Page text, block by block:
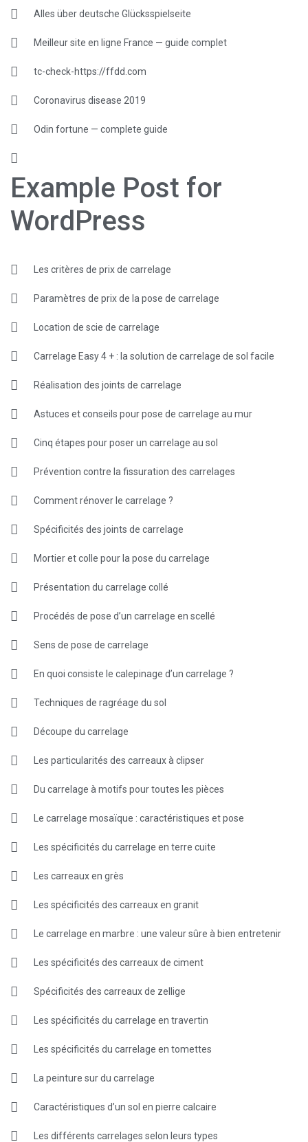
Alles über deutsche Glücksspielseite
Meilleur site en ligne France — guide complet
tc-check-https://ffdd.com
Coronavirus disease 2019
Odin fortune — complete guide
Example Post for
WordPress
Les critères de prix de carrelage
Paramètres de prix de la pose de carrelage
Location de scie de carrelage
Carrelage Easy 4 + : la solution de carrelage de sol facile
Réalisation des joints de carrelage
Astuces et conseils pour pose de carrelage au mur
Cinq étapes pour poser un carrelage au sol
Prévention contre la fissuration des carrelages
Comment rénover le carrelage ?
Spécificités des joints de carrelage
Mortier et colle pour la pose du carrelage
Présentation du carrelage collé
Procédés de pose d’un carrelage en scellé
Sens de pose de carrelage
En quoi consiste le calepinage d’un carrelage ?
Techniques de ragréage du sol
Découpe du carrelage
Les particularités des carreaux à clipser
Du carrelage à motifs pour toutes les pièces
Le carrelage mosaïque : caractéristiques et pose
Les spécificités du carrelage en terre cuite
Les carreaux en grès
Les spécificités des carreaux en granit
Le carrelage en marbre : une valeur sûre à bien entretenir
Les spécificités des carreaux de ciment
Spécificités des carreaux de zellige
Les spécificités du carrelage en travertin
Les spécificités du carrelage en tomettes
La peinture sur du carrelage
Caractéristiques d’un sol en pierre calcaire
Les différents carrelages selon leurs types